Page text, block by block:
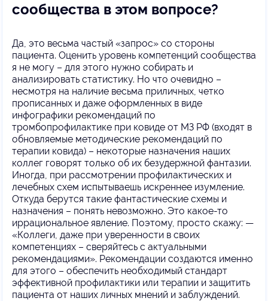
сообщества в этом вопросе?
Да, это весьма частый «запрос» со стороны
пациента. Оценить уровень компетенций сообщества
я не могу – для этого нужно собирать и
анализировать статистику. Но что очевидно –
несмотря на наличие весьма приличных, четко
прописанных и даже оформленных в виде
инфографики рекомендаций по
тромбопрофилактике при ковиде от МЗ РФ (входят в
обновляемые методические рекомендаций по
терапии ковида) – некоторые назначения наших
коллег говорят только об их безудержной фантазии.
Иногда, при рассмотрении профилактических и
лечебных схем испытываешь искреннее изумление.
Откуда берутся такие фантастические схемы и
назначения – понять невозможно. Это какое-то
иррациональное явление. Поэтому, просто скажу: —
«Коллеги, даже при уверенности в своих
компетенциях – сверяйтесь с актуальными
рекомендациями». Рекомендации создаются именно
для этого – обеспечить необходимый стандарт
эффективной профилактики или терапии и защитить
пациента от наших личных мнений и заблуждений.